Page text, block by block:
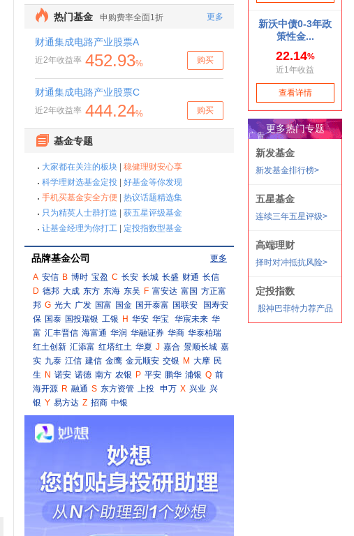
品牌基金公司
更多
A 安信 B 博时 宝盈 C 长安 长城 长盛 财通 长信
D 德邦 大成 东方 东海 东吴 F 富安达 富国 方正富
邦 G 光大 广发 国富 国金 国开泰富 国联安
国寿安
保 国泰 国投瑞银 工银 H 华安 华宝 华宸未来 华
富 汇丰晋信 海富通 华润 华融证券 华商 华泰柏瑞
红土创新 汇添富 红塔红土 华夏 J 嘉合 景顺长城 嘉
实 九泰 江信 建信 金鹰 金元顺安 交银 M 大摩 民
生 N 诺安 诺德 南方 农银 P 平安 鹏华 浦银 Q 前
海开源 R 融通 S 东方资管 上投 申万 X 兴业 兴
银 Y 易方达 Z 招商 中银